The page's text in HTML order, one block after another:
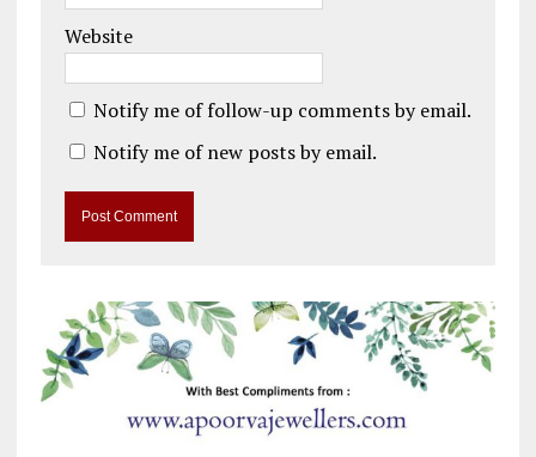
Website
Notify me of follow-up comments by email.
Notify me of new posts by email.
t
e
r